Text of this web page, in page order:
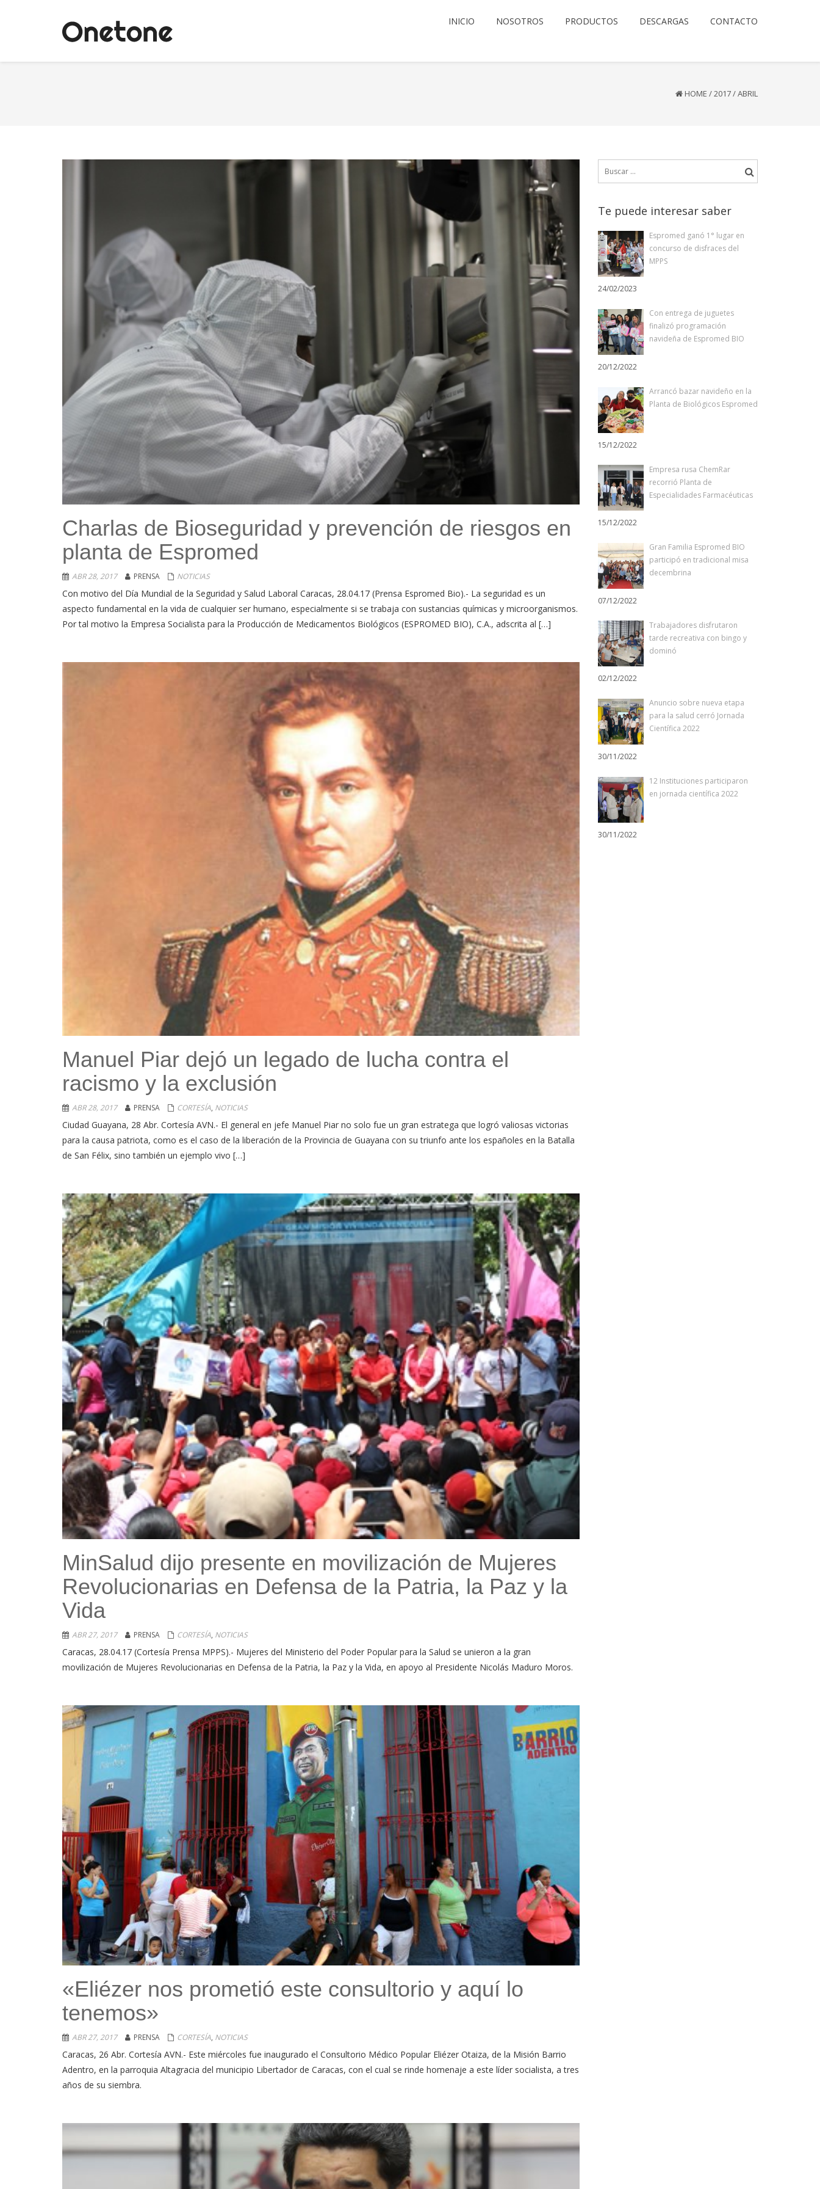
INICIO NOSOTROS PRODUCTOS DESCARGAS CONTACTO
HOME /2017/ABRIL
Charlas de Bioseguridad y prevención de riesgos en
planta de Espromed
ABR 28, 2017 PRENSA NOTICIAS
Con motivo del Día Mundial de la Seguridad y Salud Laboral Caracas, 28.04.17 (Prensa Espromed Bio).- La seguridad es un
aspecto fundamental en la vida de cualquier ser humano, especialmente si se trabaja con sustancias químicas y microorganismos.
Por tal motivo la Empresa Socialista para la Producción de Medicamentos Biológicos (ESPROMED BIO), C.A., adscrita al […]
Manuel Piar dejó un legado de lucha contra el
racismo y la exclusión
ABR 28, 2017 PRENSA CORTESÍA, NOTICIAS
Ciudad Guayana, 28 Abr. Cortesía AVN.- El general en jefe Manuel Piar no solo fue un gran estratega que logró valiosas victorias
para la causa patriota, como es el caso de la liberación de la Provincia de Guayana con su triunfo ante los españoles en la Batalla
de San Félix, sino también un ejemplo vivo […]
MinSalud dijo presente en movilización de Mujeres
Revolucionarias en Defensa de la Patria, la Paz y la
Vida
ABR 27, 2017 PRENSA CORTESÍA, NOTICIAS
Caracas, 28.04.17 (Cortesía Prensa MPPS).- Mujeres del Ministerio del Poder Popular para la Salud se unieron a la gran
movilización de Mujeres Revolucionarias en Defensa de la Patria, la Paz y la Vida, en apoyo al Presidente Nicolás Maduro Moros.
«Eliézer nos prometió este consultorio y aquí lo
tenemos»
ABR 27, 2017 PRENSA CORTESÍA, NOTICIAS
Caracas, 26 Abr. Cortesía AVN.- Este miércoles fue inaugurado el Consultorio Médico Popular Eliézer Otaiza, de la Misión Barrio
Adentro, en la parroquia Altagracia del municipio Libertador de Caracas, con el cual se rinde homenaje a este líder socialista, a tres
años de su siembra.
Te puede interesar saber
Espromed ganó 1° lugar en
concurso de disfraces del
MPPS
24/02/2023
Con entrega de juguetes
finalizó programación
navideña de Espromed BIO
20/12/2022
Arrancó bazar navideño en la
Planta de Biológicos Espromed
15/12/2022
Empresa rusa ChemRar
recorrió Planta de
Especialidades Farmacéuticas
15/12/2022
Gran Familia Espromed BIO
participó en tradicional misa
decembrina
07/12/2022
Trabajadores disfrutaron
tarde recreativa con bingo y
dominó
02/12/2022
Anuncio sobre nueva etapa
para la salud cerró Jornada
Científica 2022
30/11/2022
12 Instituciones participaron
en jornada científica 2022
30/11/2022